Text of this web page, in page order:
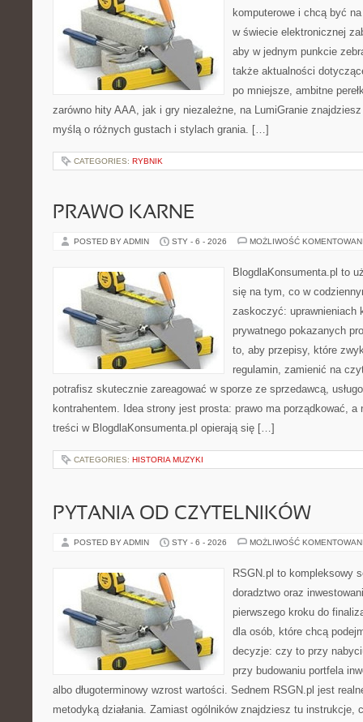
komputerowe i chcą być
w świecie elektronicznej
aby w jednym punkcie
także aktualności
po mniejsze, ambitne
zarówno hity AAA, jak i gry niezależne, na LumiGranie
myślą o różnych gustach i stylach grania. […]
CATEGORIES: RYBNIK
PRAWO KARNE
POSTED BY ADMIN STY - 6 - 2026 MOŻLIWOŚĆ
BlogdlaKonsumenta.pl to
się na tym, co w
zaskoczyć: uprawnieniach
prywatnego pokazanych
to, aby przepisy, które
regulamin, zamienić na
potrafisz skutecznie zareagować w sporze ze sprzedawcą,
kontrahentem. Idea strony jest prosta: prawo ma porządkować, a
treści w BlogdlaKonsumenta.pl opierają się […]
CATEGORIES: HISTORIA MUZYKI
PYTANIA OD CZYTELNIKÓW
POSTED BY ADMIN STY - 6 - 2026 MOŻLIWOŚĆ
RSGN.pl to kompleksowy
doradztwo oraz
pierwszego kroku do
dla osób, które chcą
decyzje: czy to przy
przy budowaniu portfela
albo długoterminowy wzrost wartości. Sednem RSGN.pl jest
metodyką działania. Zamiast ogólników znajdziesz tu instrukcje,